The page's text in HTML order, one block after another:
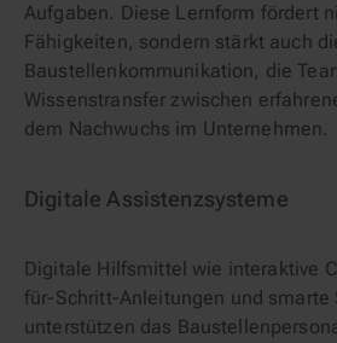
Aufgaben. Diese Lernform fördert
Fähigkeiten, sondern stärkt auch
Baustellenkommunikation, die
Wissenstransfer zwischen
dem Nachwuchs im Unternehmen.
Digitale Assistenzsysteme
Digitale Hilfsmittel wie interaktive
für-Schritt-Anleitungen und smarte
unterstützen das